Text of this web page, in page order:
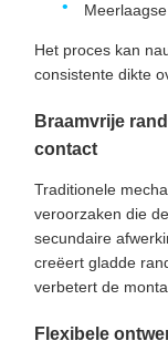
Het proces kan
consistente dikte
Braamvrije
contact
Traditionele
veroorzaken die
secundaire
creëert gladde
verbetert de
Flexibele